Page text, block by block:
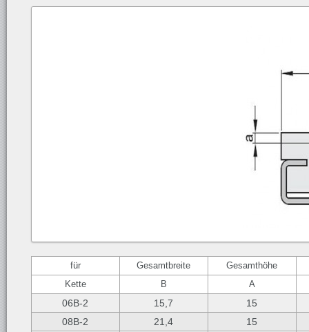
für Gesamtbreite
Gesamthöhe
Kette
B A
06B-2 15,7
15
08B-2
21,4
15